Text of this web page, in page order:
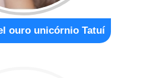
ouro unicórnio Tatuí